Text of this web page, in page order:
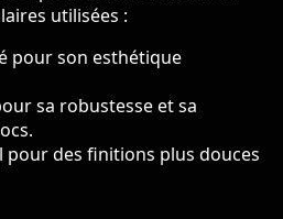
utilisées :
pour son esthétique
sa robustesse et sa
pour des finitions plus douces